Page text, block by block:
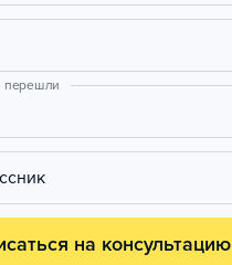
перешли
на консультацию